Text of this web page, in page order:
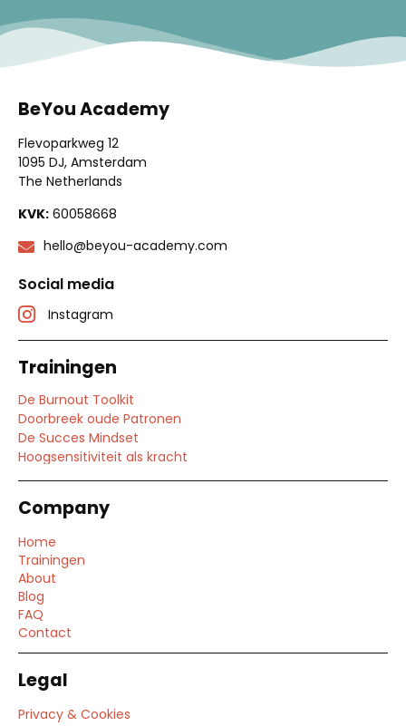
BeYou Academy
Flevoparkweg 12
1095 DJ, Amsterdam
The Netherlands
KVK: 60058668
hello@beyou-academy.com
Social media
Instagram
Trainingen
De Burnout Toolkit
Doorbreek oude Patronen
De Succes Mindset
Hoogsensitiviteit als kracht
Company
Home
Trainingen
About
Blog
FAQ
Contact
Legal
Privacy & Cookies